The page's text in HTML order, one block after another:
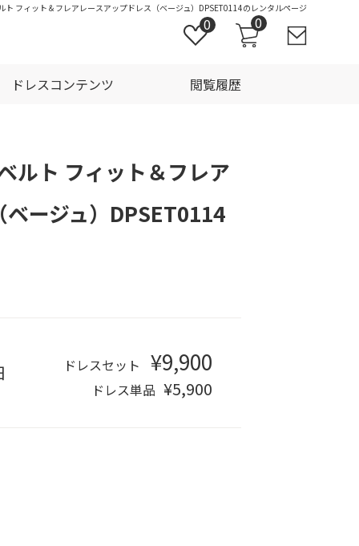
フィット＆フレアレースアップドレス（ベージュ）DPSET0114のレンタルページ
ドレスコンテンツ 閲覧履歴
0 0
ルト フィット＆フレア
ージュ）DPSET0114
ドレスセット ¥9,900
ドレス単品 ¥5,900